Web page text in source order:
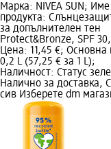
Марка: NIVEA SUN;
продукта:
за допълнителен тен
Protect&Bronze, SPF
Цена: 11,45 €; Основна
0,2 L (57,25 € за 1 L);
Наличност: Статус
Налично за доставка,
сив Изберете dm